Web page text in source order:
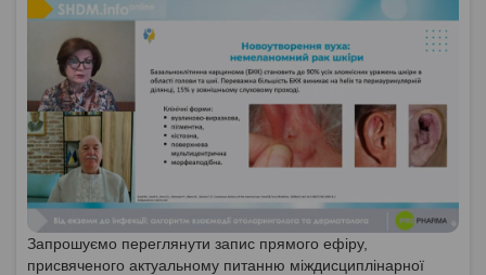
Запрошуємо переглянути запис прямого ефіру,
присвяченого актуальному питанню міждисциплінарної